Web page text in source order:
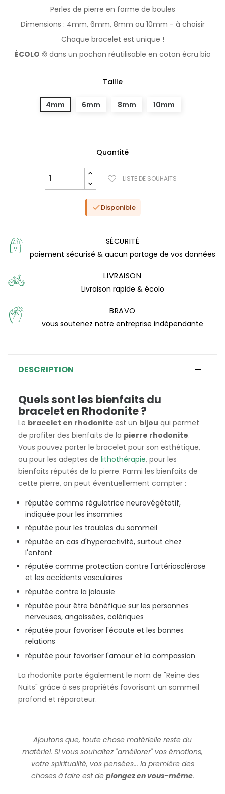
Perles de pierre en forme de boules
Dimensions : 4mm, 6mm, 8mm ou 10mm - à choisir
Chaque bracelet est unique !
ÉCOLO ♲ dans un pochon réutilisable en coton écru bio
Taille
4mm 6mm 8mm 10mm
Quantité
LISTE DE SOUHAITS
Disponible
SÉCURITÉ
paiement sécurisé & aucun partage de vos données
LIVRAISON
Livraison rapide & écolo
BRAVO
vous soutenez notre entreprise indépendante
DESCRIPTION
Quels sont les bienfaits du
bracelet en Rhodonite ?
Le bracelet en rhodonite est un bijou qui permet
de profiter des bienfaits de la pierre rhodonite.
Vous pouvez porter le bracelet pour son esthétique,
ou pour les adeptes de lithothérapie, pour les
bienfaits réputés de la pierre. Parmi les bienfaits de
cette pierre, on peut éventuellement compter :
réputée comme régulatrice neurovégétatif,
indiquée pour les insomnies
réputée pour les troubles du sommeil
réputée en cas d'hyperactivité, surtout chez
l'enfant
réputée comme protection contre l'artériosclérose
et les accidents vasculaires
réputée contre la jalousie
réputée pour être bénéfique sur les personnes
nerveuses, angoissées, colériques
réputée pour favoriser l'écoute et les bonnes
relations
réputée pour favoriser l'amour et la compassion
La rhodonite porte également le nom de "Reine des
Nuits" grâce à ses propriétés favorisant un sommeil
profond et réparateur.
Ajoutons que, toute chose matérielle reste du
matériel. Si vous souhaitez "améliorer" vos émotions,
votre spiritualité, vos pensées... la première des
choses à faire est de plongez en vous-même.